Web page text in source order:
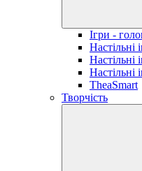
Ігри -
Настільні
Настільні
Настільні
TheaSmart
Творчість